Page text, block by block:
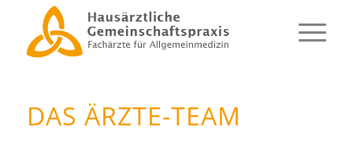
DAS ÄRZTE-TEAM